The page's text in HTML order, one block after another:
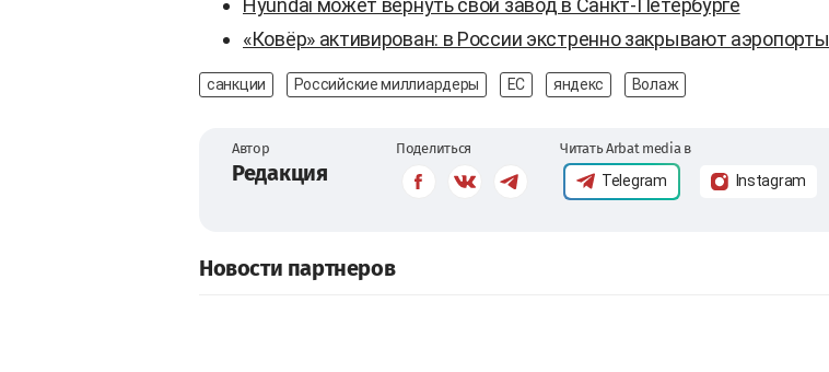
«Ковёр» активирован: в России экстренно закрывают аэропорты
санкции Российские миллиардеры ЕС яндекс Волаж
Автор
Редакция
Поделиться Читать Arbat media в
Telegram Instagram
Новости партнеров